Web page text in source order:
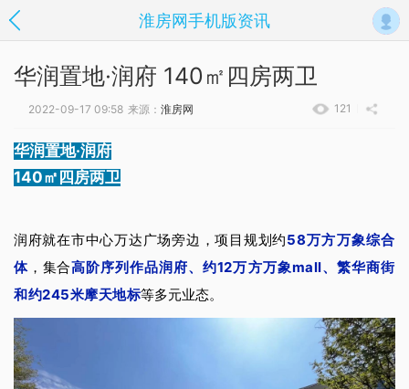
淮房网手机版资讯
华润置地·润府 140㎡四房两卫
121
2022-09-17 09:58 来源： 淮房网
华润置地·润府
140㎡四房两卫
润府就在市中心万达广场旁边，项目 规划约58万方万象综合
体 ，集合高阶序列作品润府、约12万方万象mall、繁华商街
和约245米摩天地标等多元业态。